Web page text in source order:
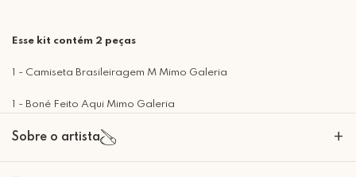
Esse kit contém 2 peças
1 - Camiseta Brasileiragem M Mimo Galeria
1 - Boné Feito Aqui Mimo Galeria
Sobre o artista +